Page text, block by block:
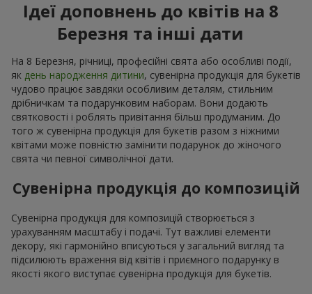
Ідеї доповнень до квітів на 8
Березня та інші дати
На 8 Березня, річниці, професійні свята або особливі події,
як день народження дитини, сувенірна продукція для букетів
чудово працює завдяки особливим деталям, стильним
дрібничкам та подарунковим наборам. Вони додають
святковості і роблять привітання більш продуманим. До
того ж сувенірна продукція для букетів разом з ніжними
квітами може повністю замінити подарунок до жіночого
свята чи певної символічної дати.
Сувенірна продукція до композицій
Сувенірна продукція для композицій створюється з
урахуванням масштабу і подачі. Тут важливі елементи
декору, які гармонійно вписуються у загальний вигляд та
підсилюють враження від квітів і приємного подарунку в
якості якого виступає сувенірна продукція для букетів.